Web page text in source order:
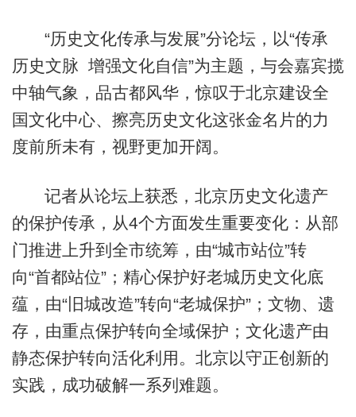
“历史文化传承与发展”分论坛，以“传承
历史文脉 增强文化自信”为主题，与会嘉宾揽
中轴气象，品古都风华，惊叹于北京建设全
国文化中心、擦亮历史文化这张金名片的力
度前所未有，视野更加开阔。
记者从论坛上获悉，北京历史文化遗产
的保护传承，从4个方面发生重要变化：从部
门推进上升到全市统筹，由“城市站位”转
向“首都站位”；精心保护好老城历史文化底
蕴，由“旧城改造”转向“老城保护”；文物、遗
存，由重点保护转向全域保护；文化遗产由
静态保护转向活化利用。北京以守正创新的
实践，成功破解一系列难题。